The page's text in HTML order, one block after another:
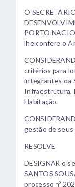
O
PORTO
lhe confere o
critérios para
integrantes da
Infraestrutura,
Habitação.
gestão de
RESOLVE:
DESIGNAR o
SANTOS
processo nº